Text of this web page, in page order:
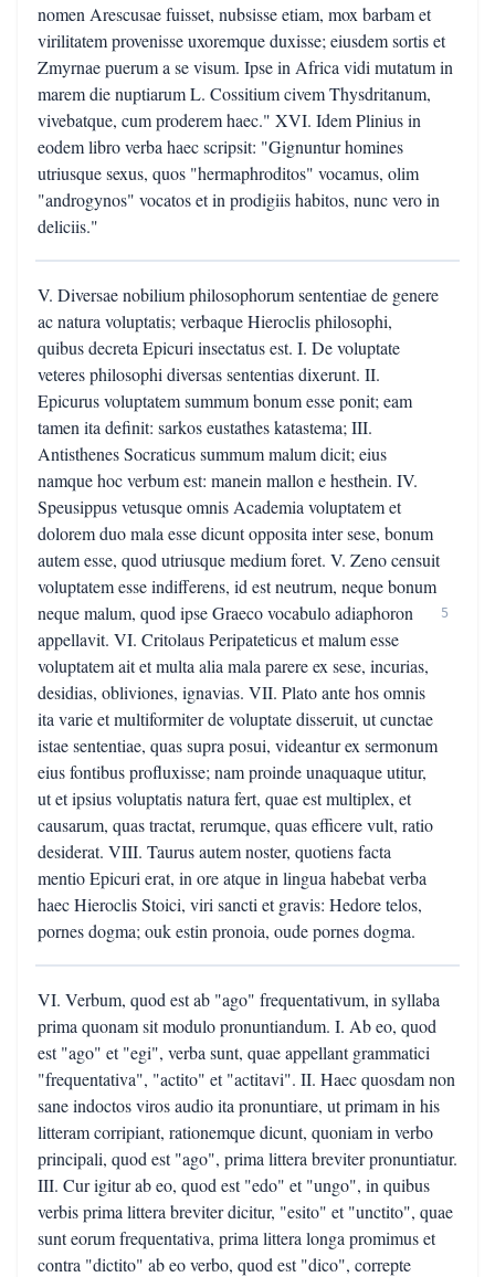
nomen Arescusae fuisset, nubsisse etiam, mox barbam et
virilitatem provenisse uxoremque duxisse; eiusdem sortis et
Zmyrnae puerum a se visum. Ipse in Africa vidi mutatum in
marem die nuptiarum L. Cossitium civem Thysdritanum,
vivebatque, cum proderem haec." XVI. Idem Plinius in
eodem libro verba haec scripsit: "Gignuntur homines
utriusque sexus, quos "hermaphroditos" vocamus, olim
"androgynos" vocatos et in prodigiis habitos, nunc vero in
deliciis."
V. Diversae nobilium philosophorum sententiae de genere
ac natura voluptatis; verbaque Hieroclis philosophi,
quibus decreta Epicuri insectatus est. I. De voluptate
veteres philosophi diversas sententias dixerunt. II.
Epicurus voluptatem summum bonum esse ponit; eam
tamen ita definit: sarkos eustathes katastema; III.
Antisthenes Socraticus summum malum dicit; eius
namque hoc verbum est: manein mallon e hesthein. IV.
Speusippus vetusque omnis Academia voluptatem et
dolorem duo mala esse dicunt opposita inter sese, bonum
autem esse, quod utriusque medium foret. V. Zeno censuit
voluptatem esse indifferens, id est neutrum, neque bonum
neque malum, quod ipse Graeco vocabulo adiaphoron
appellavit. VI. Critolaus Peripateticus et malum esse
voluptatem ait et multa alia mala parere ex sese, incurias,
desidias, obliviones, ignavias. VII. Plato ante hos omnis
ita varie et multiformiter de voluptate disseruit, ut cunctae
istae sententiae, quas supra posui, videantur ex sermonum
eius fontibus profluxisse; nam proinde unaquaque utitur,
ut et ipsius voluptatis natura fert, quae est multiplex, et
causarum, quas tractat, rerumque, quas efficere vult, ratio
desiderat. VIII. Taurus autem noster, quotiens facta
mentio Epicuri erat, in ore atque in lingua habebat verba
haec Hieroclis Stoici, viri sancti et gravis: Hedore telos,
pornes dogma; ouk estin pronoia, oude pornes dogma.
5
VI. Verbum, quod est ab "ago" frequentativum, in syllaba
prima quonam sit modulo pronuntiandum. I. Ab eo, quod
est "ago" et "egi", verba sunt, quae appellant grammatici
"frequentativa", "actito" et "actitavi". II. Haec quosdam non
sane indoctos viros audio ita pronuntiare, ut primam in his
litteram corripiant, rationemque dicunt, quoniam in verbo
principali, quod est "ago", prima littera breviter pronuntiatur.
III. Cur igitur ab eo, quod est "edo" et "ungo", in quibus
verbis prima littera breviter dicitur, "esito" et "unctito", quae
sunt eorum frequentativa, prima littera longa promimus et
contra "dictito" ab eo verbo, quod est "dico", correpte